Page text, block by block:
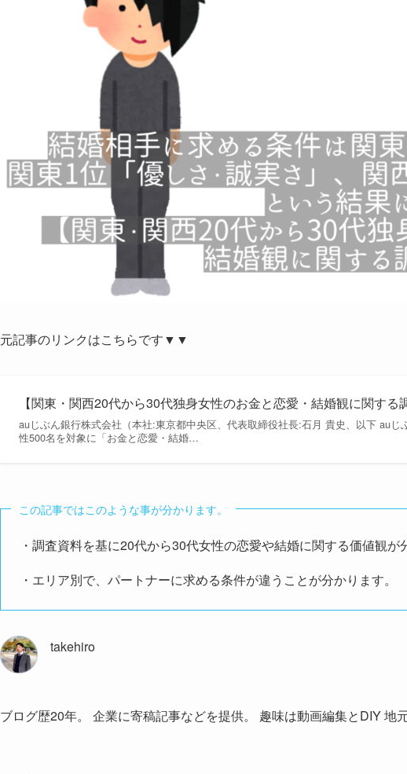
元記事のリンクはこちらです▼▼
【関東・関西20代から30代独身女性のお金と恋愛・結婚観に関す
auじぶん銀行株式会社（本社:東京都中央区、代表取締役社長:石月 貴史、以下 au
性500名を対象に「お金と恋愛・結婚…
この記事ではこのような事が分かります。
・調査資料を基に20代から30代女性の恋愛や結婚に関する価値観が
・エリア別で、パートナーに求める条件が違うことが分かります。
takehiro
ブログ歴20年。 企業に寄稿記事などを提供。 趣味は動画編集とDIY 地